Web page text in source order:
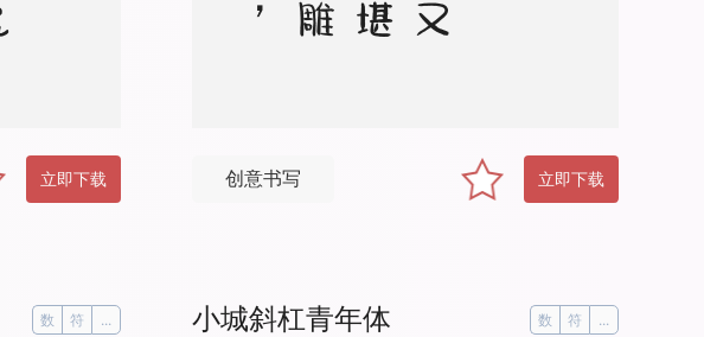
立即下载 创意书写 立即下载
数 符 ... 小城斜杠青年体 数 符 ...